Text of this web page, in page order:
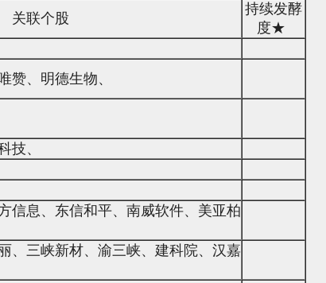
关联个股
持续发酵
度★
赞、明德生物、
技、
信息、东信和平、南威软件、美亚柏
、三峡新材、渝三峡、建科院、汉嘉